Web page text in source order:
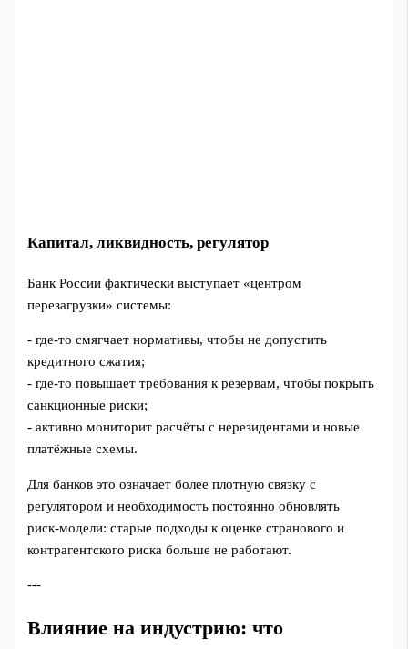
Капитал, ликвидность, регулятор
Банк России фактически выступает «центром
перезагрузки» системы:
- где‑то смягчает нормативы, чтобы не допустить
кредитного сжатия;
- где‑то повышает требования к резервам, чтобы покрыть
санкционные риски;
- активно мониторит расчёты с нерезидентами и новые
платёжные схемы.
Для банков это означает более плотную связку с
регулятором и необходимость постоянно обновлять
риск‑модели: старые подходы к оценке странового и
контрагентского риска больше не работают.
---
Влияние на индустрию: что